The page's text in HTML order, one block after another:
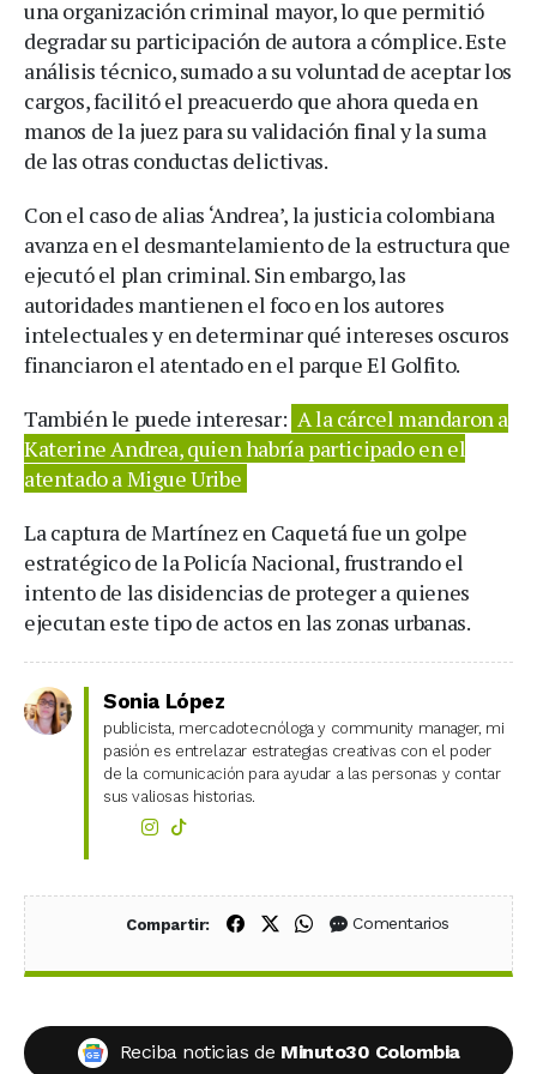
una organización criminal mayor, lo que permitió
degradar su participación de autora a cómplice. Este
análisis técnico, sumado a su voluntad de aceptar los
cargos, facilitó el preacuerdo que ahora queda en
manos de la juez para su validación final y la suma
de las otras conductas delictivas.
Con el caso de alias ‘Andrea’, la justicia colombiana
avanza en el desmantelamiento de la estructura que
ejecutó el plan criminal. Sin embargo, las
autoridades mantienen el foco en los autores
intelectuales y en determinar qué intereses oscuros
financiaron el atentado en el parque El Golfito.
También le puede interesar: A la cárcel mandaron a
Katerine Andrea, quien habría participado en el
atentado a Migue Uribe
La captura de Martínez en Caquetá fue un golpe
estratégico de la Policía Nacional, frustrando el
intento de las disidencias de proteger a quienes
ejecutan este tipo de actos en las zonas urbanas.
Sonia López
publicista, mercadotecnóloga y community manager, mi
pasión es entrelazar estrategias creativas con el poder
de la comunicación para ayudar a las personas y contar
sus valiosas historias.
Compartir: Compartir en Facebook
Compartir en X (Twitter)
Compartir en WhatsApp
Comentarios
Reciba noticias de Minuto30 Colombia